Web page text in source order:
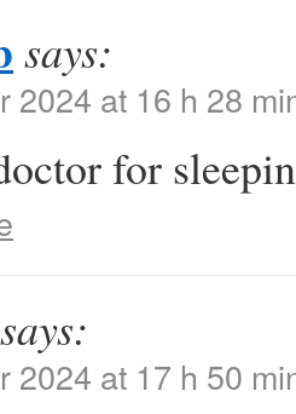
says:
2024 at 16 h 28
for
says:
2024 at 17 h 50